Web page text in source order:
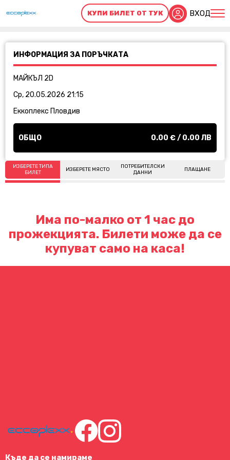
КУПИ БИЛЕТ ОТ ТУК ВХОД
ИНФОРМАЦИЯ ЗА ПОРЪЧКАТА
МАЙКЪЛ 2D
Ср, 20.05.2026 21:15
Еккоплекс Пловдив
ОБЩО 0.00 € / 0.00 ЛВ
ИЗБЕРЕТЕ ТИПА
БИЛЕТ
ИЗБЕРЕТЕ МЯСТО
ПОТРЕБИТЕЛСКИ
ДАННИ
ПЛАЩАНЕ
Има по-малко от 1 час до
прожекцията. Билети може да се
купуват само на каса!
Къде да се намираме